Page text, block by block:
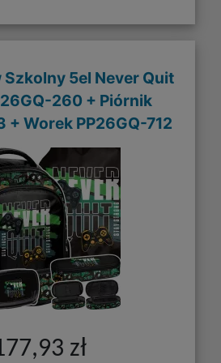
Szkolny 5el Never Quit
260 + Piórnik
+ Worek PP26GQ-712
zł